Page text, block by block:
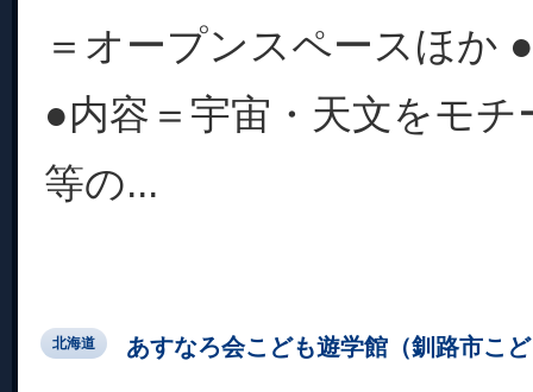
＝オープンスペースほか
●内容＝宇宙・天文をモ
等の...
北海道 あすなろ会こども遊学館（釧路市こ